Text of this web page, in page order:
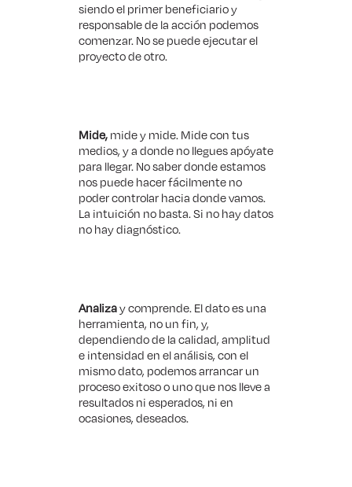
siendo el primer beneficiario y
responsable de la acción podemos
comenzar. No se puede ejecutar el
proyecto de otro.
Mide,mide y mide. Mide con tus
medios, y a donde no llegues apóyate
para llegar. No saber donde estamos
nos puede hacer fácilmente no
poder controlar hacia donde vamos.
La intuición no basta. Si no hay datos
no hay diagnóstico.
Analizay comprende. El dato es una
herramienta, no un fin, y,
dependiendo de la calidad, amplitud
e intensidad en el análisis, con el
mismo dato, podemos arrancar un
proceso exitoso o uno que nos lleve a
resultados ni esperados, ni en
ocasiones, deseados.